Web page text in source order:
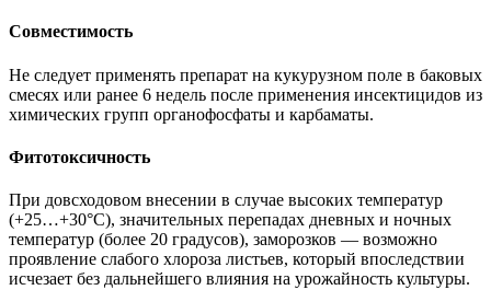
Совместимость
Не следует применять препарат на кукурузном поле в баковых
смесях или ранее 6 недель после применения инсектицидов из
химических групп органофосфаты и карбаматы.
Фитотоксичность
При довсходовом внесении в случае высоких температур
(+25…+30°С), значительных перепадах дневных и ночных
температур (более 20 градусов), заморозков — возможно
проявление слабого хлороза листьев, который впоследствии
исчезает без дальнейшего влияния на урожайность культуры.